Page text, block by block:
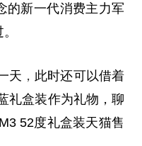
的新一代消费主力军
天 ， 此时还可以借着
礼盒装作为礼物，聊
52度礼盒装天猫售